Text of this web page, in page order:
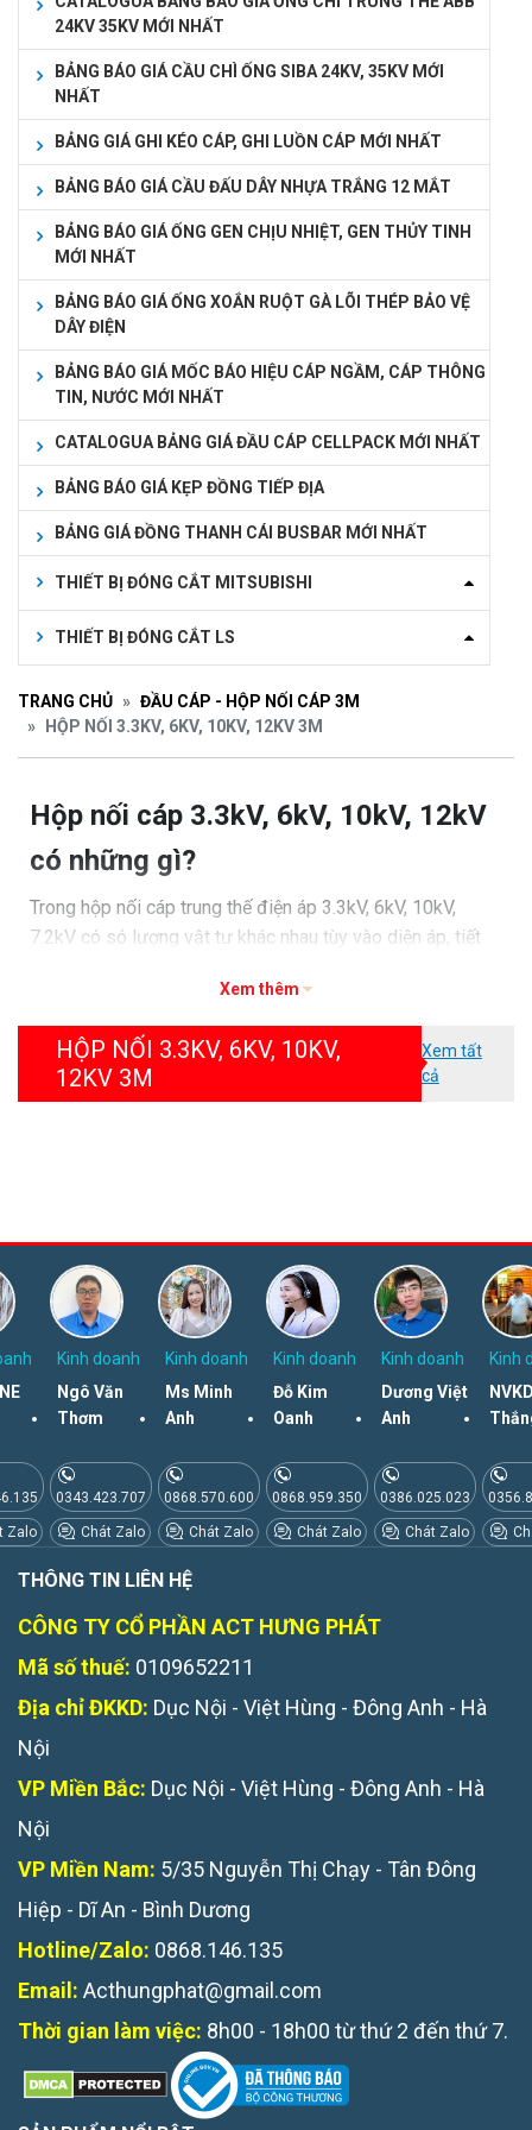
24KV 35KV MỚI NHẤT
BẢNG BÁO GIÁ CẦU CHÌ ỐNG SIBA 24KV, 35KV MỚI
NHẤT
BẢNG GIÁ GHI KÉO CÁP, GHI LUỒN CÁP MỚI NHẤT
BẢNG BÁO GIÁ CẦU ĐẤU DÂY NHỰA TRẮNG 12 MẮT
BẢNG BÁO GIÁ ỐNG GEN CHỊU NHIỆT, GEN THỦY TINH
MỚI NHẤT
BẢNG BÁO GIÁ ỐNG XOẮN RUỘT GÀ LÕI THÉP BẢO VỆ
DÂY ĐIỆN
BẢNG BÁO GIÁ MỐC BÁO HIỆU CÁP NGẦM, CÁP THÔNG
TIN, NƯỚC MỚI NHẤT
CATALOGUA BẢNG GIÁ ĐẦU CÁP CELLPACK MỚI NHẤT
BẢNG BÁO GIÁ KẸP ĐỒNG TIẾP ĐỊA
BẢNG GIÁ ĐỒNG THANH CÁI BUSBAR MỚI NHẤT
THIẾT BỊ ĐÓNG CẮT MITSUBISHI
THIẾT BỊ ĐÓNG CẮT LS
TRANG CHỦ
ĐẦU CÁP - HỘP NỐI CÁP 3M
HỘP NỐI 3.3KV, 6KV, 10KV, 12KV 3M
Hộp nối cáp 3.3kV, 6kV, 10kV, 12kV
có những gì?
Trong hộp nối cáp trung thế điện áp 3.3kV, 6kV, 10kV,
7.2kV có só lượng vật tư khác nhau tùy vào diện áp, tiết
2. Băng bán dẫn 13
7. Băng đánh dấu pha ( 3 màu đỏ, vàng, xanh)
8. Dung dịch vệ sinh CC2
9. Đai cót inox, dây tiếp địa
10. Hướng dẫn lắp đặt
(List chỉ có tác dụng tham khảo, chi tiết sản phẩm có
trong mỗi thùng hàng)
Hình ảnh hộp nối 3M
Bảng báo giá hộp nối cáp 1 sợi 3 lõi điện áp
6kV, 10kV, 12kV 3M
Note: Mức giá trên chưa bao gồm thuế VAT, giá chỉ mang
tính chất tham khảo.
Xem thêm
HỘP NỐI 3.3KV, 6KV, 10KV,
12KV 3M
Xem tất
cả
Zalo
Kinh doanh
Ngô Văn
Thơm
0343.423.707
Chát Zalo
Kinh doanh
Ms Minh
Anh
0868.570.600
Chát Zalo
Kinh doanh
Đỗ Kim
Oanh
0868.959.350
Chát Zalo
Kinh doanh
Dương Việt
Anh
0386.025.023
Chát Zalo
Kinh
THÔNG TIN LIÊN HỆ
CÔNG TY CỔ PHẦN ACT HƯNG PHÁT
Mã số thuế: 0109652211
Địa chỉ ĐKKD: Dục Nội - Việt Hùng - Đông Anh - Hà
Nội
VP Miền Bắc: Dục Nội - Việt Hùng - Đông Anh - Hà
Nội
VP Miền Nam: 5/35 Nguyễn Thị Chạy - Tân Đông
Hiệp - Dĩ An - Bình Dương
Hotline/Zalo: 0868.146.135
Email: Acthungphat@gmail.com
Thời gian làm việc: 8h00 - 18h00 từ thứ 2 đến thứ 7.